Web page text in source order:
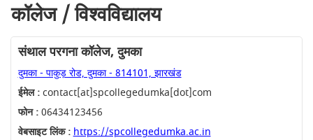
कॉलेज / विश्वविद्यालय
संथाल परगना कॉलेज, दुमका
दुमका - पाकुड़ रोड, दुमका - 814101, झारखंड
ईमेल :contact[at]spcollegedumka[dot]com
फोन :06434123456
वेबसाइट लिंक : https://spcollegedumka.ac.in